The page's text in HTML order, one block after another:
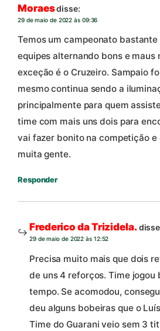
Moraesdisse:
29 de maio de 2022 às 09:36
Temos um campeonato
equipes alternando bons e maus
exceção é o Cruzeiro. Sampaio
mesmo continua sendo a
principalmente para quem
time com mais uns dois para
vai fazer bonito na competição e
muita gente.
Responder
Frederico da Trizidela.
29 de maio de 2022 às 12:52
Precisa muito mais que dois
de uns 4 reforços. Time jogou
tempo. Se acomodou,
deu alguns bobeiras que o
Time do Guarani veio sem 3